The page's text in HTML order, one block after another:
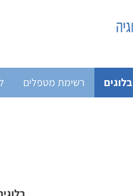
בלוגים רשימת מטפלים